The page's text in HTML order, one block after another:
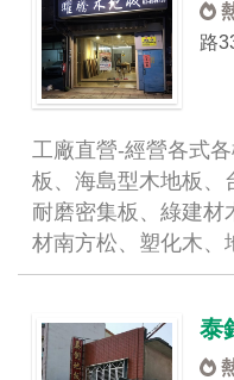
路
工廠直營-經營各式
板、海島型木地板、
耐磨密集板、綠建材
材南方松、塑化木
泰